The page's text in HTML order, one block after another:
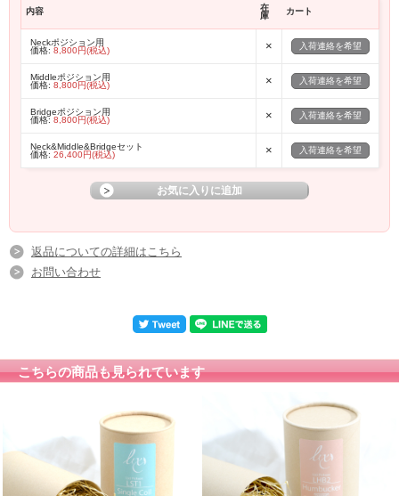
アンサンブルで真価を発揮する。フルチューブアンプはもちろん、デジタル
プロセッサーとの相性も良く、現代の音楽に寄り添うサウンドに仕上がった。
内容
在
庫
カート
Neckポジション用
価格: 8,800円(税込) × 入荷連絡を希望
Middleポジション用
価格: 8,800円(税込) × 入荷連絡を希望
Bridgeポジション用
価格: 8,800円(税込) × 入荷連絡を希望
Neck&Middle&Bridgeセット
価格: 26,400円(税込) × 入荷連絡を希望
返品についての詳細はこちら
お問い合わせ
こちらの商品も見られています